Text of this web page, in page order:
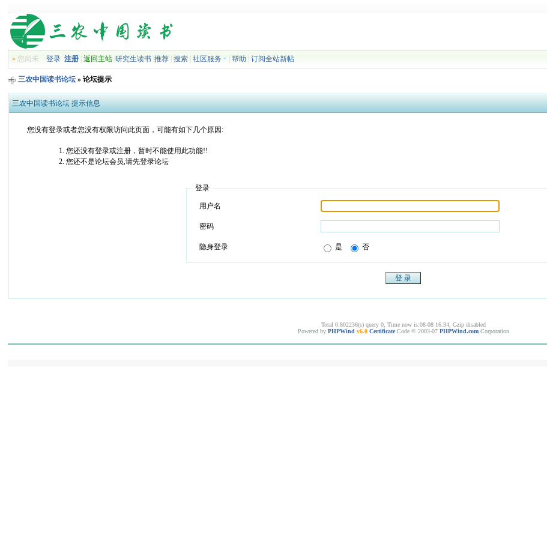
» 您尚未登录 注册 |返回主站 |研究生读书 |推荐 |搜索 |社区服务 |帮助 |订阅全站新帖
三农中国读书论坛 » 论坛提示
三农中国读书论坛 提示信息
您没有登录或者您没有权限访问此页面，可能有如下几个原因:
您还没有登录或注册，暂时不能使用此功能!!
您还不是论坛会员,请先登录论坛
登录
用户名
密码
隐身登录 是 否
Total 0.802236(s) query 0, Time now is:08-08 16:34, Gzip disabled
Powered by PHPWind v6.0 Certificate Code © 2003-07 PHPWind.com Corporation